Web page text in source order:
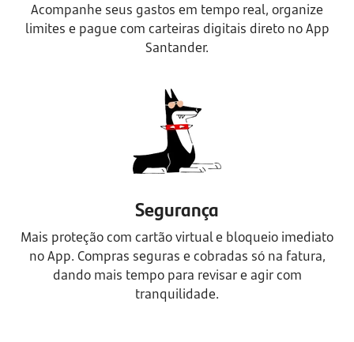
Acompanhe seus gastos em tempo real, organize
limites e pague com carteiras digitais direto no App
Santander.
Segurança
Mais proteção com cartão virtual e bloqueio imediato
no App. Compras seguras e cobradas só na fatura,
dando mais tempo para revisar e agir com
tranquilidade.